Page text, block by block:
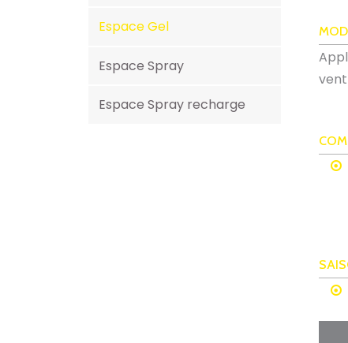
Espace Gel
Espace Spray
Espace Spray recharge